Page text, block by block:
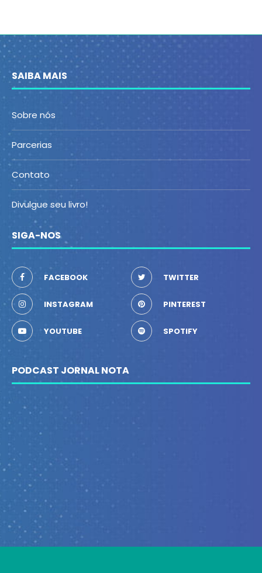
SAIBA MAIS
Sobre nós
Parcerias
Contato
Divulgue seu livro!
SIGA-NOS
FACEBOOK TWITTER
INSTAGRAM PINTEREST
YOUTUBE SPOTIFY
PODCAST JORNAL NOTA